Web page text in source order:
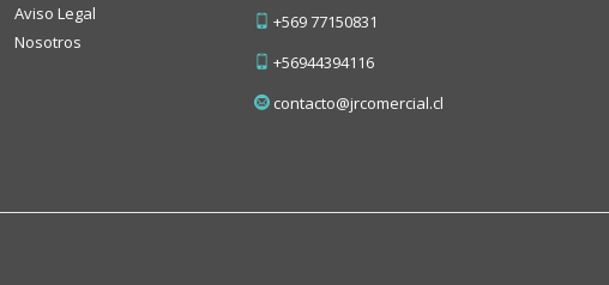
Aviso Legal
Nosotros
+569 77150831
+56944394116
contacto@jrcomercial.cl